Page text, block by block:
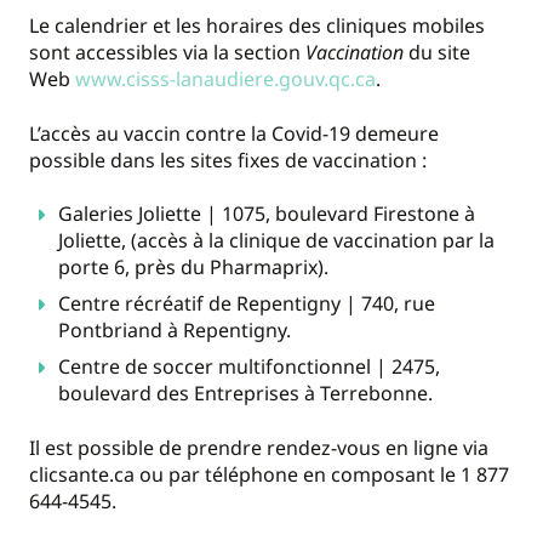
Le calendrier et les horaires des cliniques mobiles
sont accessibles via la section Vaccinationdu site
Web www.cisss-lanaudiere.gouv.qc.ca.
L’accès au vaccin contre la Covid-19 demeure
possible dans les sites fixes de vaccination :
Galeries Joliette | 1075, boulevard Firestone à
Joliette, (accès à la clinique de vaccination par la
porte 6, près du Pharmaprix).
Centre récréatif de Repentigny | 740, rue
Pontbriand à Repentigny.
Centre de soccer multifonctionnel | 2475,
boulevard des Entreprises à Terrebonne.
Il est possible de prendre rendez-vous en ligne via
clicsante.ca ou par téléphone en composant le 1 877
644-4545.